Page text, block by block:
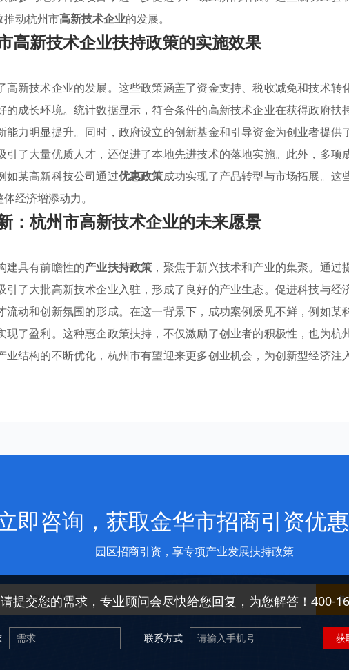
推动杭州市高新技术企业的发展。
高新技术企业扶持政策的实施效果
高新技术企业的发展。这些政策涵盖了资金支持、税收减免和技术转
成长环境。统计数据显示，符合条件的高新技术企业在获得政府扶
力明显提升。同时，政府设立的创新基金和引导资金为创业者提供
了大量优质人才，还促进了本地先进技术的落地实施。此外，多项
如某高新科技公司通过优惠政策成功实现了产品转型与市场拓展。这
经济增添动力。
：杭州市高新技术企业的未来愿景
建具有前瞻性的产业扶持政策 ，聚焦于新兴技术和产业的集聚。通过
了大批高新技术企业入驻，形成了良好的产业生态。促进科技与经
动和创新氛围的形成。在这一背景下，成功案例屡见不鲜，例如某
了盈利。这种惠企政策扶持，不仅激励了创业者的积极性，也为杭
结构的不断优化，杭州市有望迎来更多创业机会，为创新型经济注
请提交您的需求，专业顾问会尽快给您回复，为您解答！400-
联系方式 获
即咨询，获取金华市招商引资优
园区招商引资，享专项产业发展扶持政策